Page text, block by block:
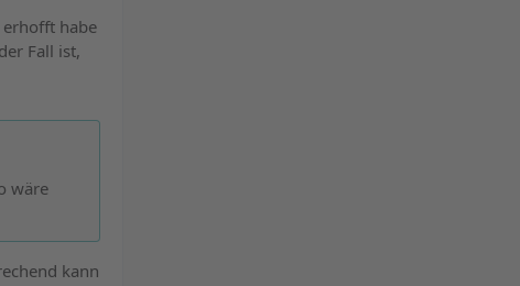
habe
Fall ist,
wäre
kann